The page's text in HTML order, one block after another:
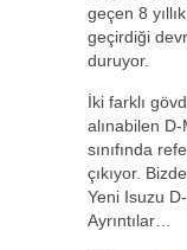
geçen 8
geçirdiği
duruyor.
İki farklı
alınabilen
sınıfında
çıkıyor.
Yeni Isuzu
Ayrıntılar…